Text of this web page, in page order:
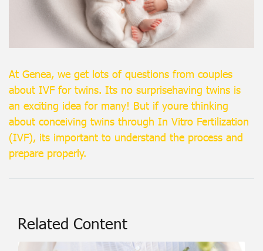
At Genea, we get lots of questions from couples
about IVF for twins. Its no surprisehaving twins is
an exciting idea for many! But if youre thinking
about conceiving twins through In Vitro Fertilization
(IVF), its important to understand the process and
prepare properly.
Related Content